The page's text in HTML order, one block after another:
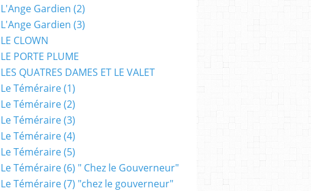
L'Ange Gardien (2)
L'Ange Gardien (3)
LE CLOWN
LE PORTE PLUME
LES QUATRES DAMES ET LE VALET
Le Téméraire (1)
Le Téméraire (2)
Le Téméraire (3)
Le Téméraire (4)
Le Téméraire (5)
Le Téméraire (6) " Chez le Gouverneur"
Le Téméraire (7) "chez le gouverneur"